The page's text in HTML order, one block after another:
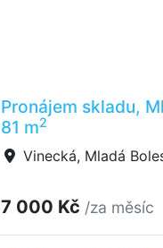
Pronájem skladu,
81 m2
Vinecká, Mladá
7 000 Kč /za měsíc